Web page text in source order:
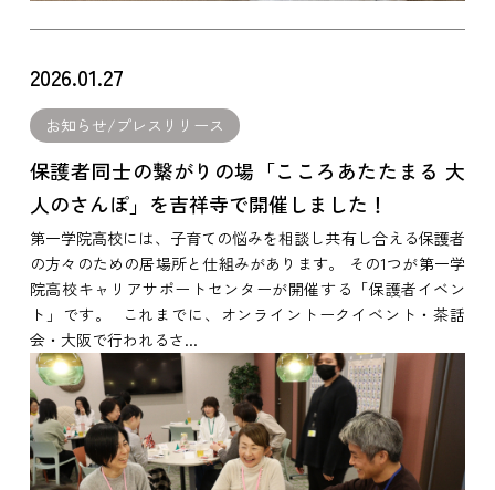
2026.01.27
お知らせ/プレスリリース
保護者同士の繋がりの場「こころあたたまる 大
人のさんぽ」を吉祥寺で開催しました！
第一学院高校には、子育ての悩みを相談し共有し合える保護者
の方々のための居場所と仕組みがあります。 その1つが第一学
院高校キャリアサポートセンターが開催する「保護者イベン
ト」です。 これまでに、オンライントークイベント・茶話
会・大阪で行われるさ...